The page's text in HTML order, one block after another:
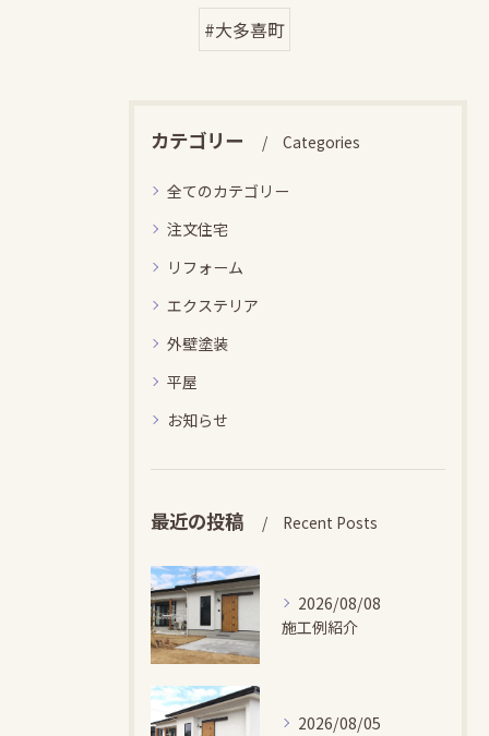
#大多喜町
カテゴリー Categories
全てのカテゴリー
注文住宅
リフォーム
エクステリア
外壁塗装
平屋
お知らせ
最近の投稿 Recent Posts
2026/08/08
施工例紹介
2026/08/05